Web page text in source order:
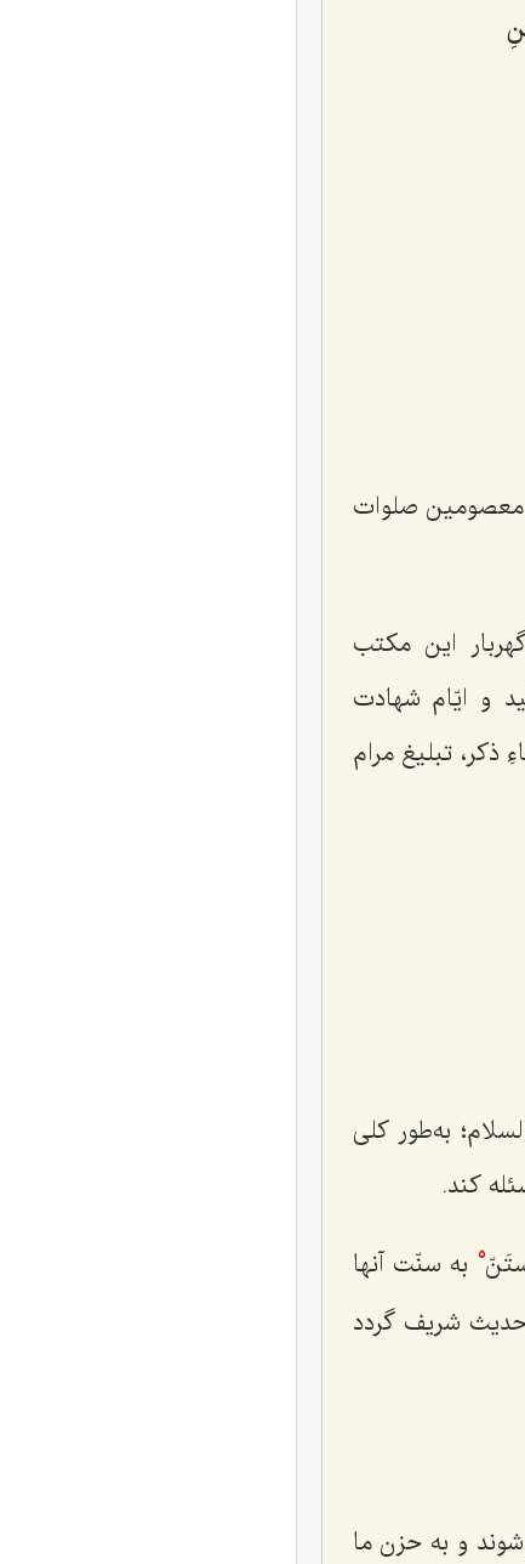
معصومین صلوات
این مکتب
و ایّام شهادت
ذکر، تبلیغ مرام
به‌طور كلى
كند.
5
به سنّت آنها
شریف گردد
و به حزن ما